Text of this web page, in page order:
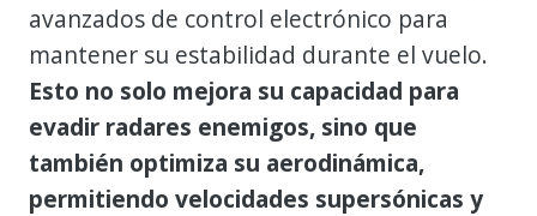
avanzados de control electrónico para
mantener su estabilidad durante el vuelo.
Esto no solo mejora su capacidad para
evadir radares enemigos, sino que
también optimiza su aerodinámica,
permitiendo velocidades supersónicas y